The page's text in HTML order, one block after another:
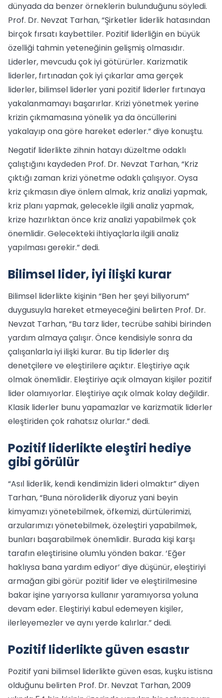
dünyada da benzer örneklerin bulunduğunu söyledi.
Prof. Dr. Nevzat Tarhan, “Şirketler liderlik hatasından
birçok fırsatı kaybettiler. Pozitif liderliğin en büyük
özelliği tahmin yeteneğinin gelişmiş olmasıdır.
Liderler, mevcudu çok iyi götürürler. Karizmatik
liderler, fırtınadan çok iyi çıkarlar ama gerçek
liderler, bilimsel liderler yani pozitif liderler fırtınaya
yakalanmamayı başarırlar. Krizi yönetmek yerine
krizin çıkmamasına yönelik ya da öncüllerini
yakalayıp ona göre hareket ederler.” diye konuştu.
Negatif liderlikte zihnin hatayı düzeltme odaklı
çalıştığını kaydeden Prof. Dr. Nevzat Tarhan, “Kriz
çıktığı zaman krizi yönetme odaklı çalışıyor. Oysa
kriz çıkmasın diye önlem almak, kriz analizi yapmak,
kriz planı yapmak, gelecekle ilgili analiz yapmak,
krize hazırlıktan önce kriz analizi yapabilmek çok
önemlidir. Gelecekteki ihtiyaçlarla ilgili analiz
yapılması gerekir.” dedi.
Bilimsel lider, iyi ilişki kurar
Bilimsel liderlikte kişinin “Ben her şeyi biliyorum”
duygusuyla hareket etmeyeceğini belirten Prof. Dr.
Nevzat Tarhan, “Bu tarz lider, tecrübe sahibi birinden
yardım almaya çalışır. Önce kendisiyle sonra da
çalışanlarla iyi ilişki kurar. Bu tip liderler dış
denetçilere ve eleştirilere açıktır. Eleştiriye açık
olmak önemlidir. Eleştiriye açık olmayan kişiler pozitif
lider olamıyorlar. Eleştiriye açık olmak kolay değildir.
Klasik liderler bunu yapamazlar ve karizmatik liderler
eleştiriden çok rahatsız olurlar.” dedi.
Pozitif liderlikte eleştiri hediye
gibi görülür
“Asıl liderlik, kendi kendimizin lideri olmaktır” diyen
Tarhan, “Buna nöroliderlik diyoruz yani beyin
kimyamızı yönetebilmek, öfkemizi, dürtülerimizi,
arzularımızı yönetebilmek, özeleştiri yapabilmek,
bunları başarabilmek önemlidir. Burada kişi karşı
tarafın eleştirisine olumlu yönden bakar. ‘Eğer
haklıysa bana yardım ediyor’ diye düşünür, eleştiriyi
armağan gibi görür pozitif lider ve eleştirilmesine
bakar işine yarıyorsa kullanır yaramıyorsa yoluna
devam eder. Eleştiriyi kabul edemeyen kişiler,
ilerleyemezler ve aynı yerde kalırlar.” dedi.
Pozitif liderlikte güven esastır
Pozitif yani bilimsel liderlikte güven esas, kuşku istisna
olduğunu belirten Prof. Dr. Nevzat Tarhan, 2009